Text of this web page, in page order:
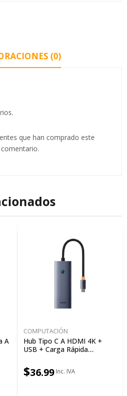
(0)
que han comprado este
A
COMPUTACIÓN
Hub Tipo C A HDMI 4K +
USB + Carga Rápida
Estación De Acoplamiento 5
Puertos Gris
$36.99